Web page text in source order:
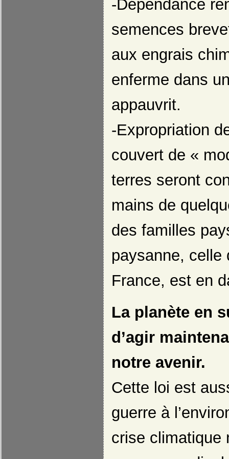
-Dépendance
semences
aux engrais
enferme dans
appauvrit.
-Expropriation
couvert de «
terres seront
mains de
des familles
paysanne, celle
France, est en
La planète en
d’agir
notre avenir.
Cette loi est
guerre à
crise climatique